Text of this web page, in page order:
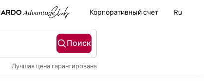
Корпоративный счет Ru
Поиск
Лучшая цена гарантирована